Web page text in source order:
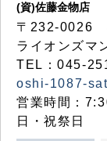
(資)佐藤金物店
〒232-0026
ライオンズ
TEL：045-
oshi-1087-
営業時間：
日・祝祭日